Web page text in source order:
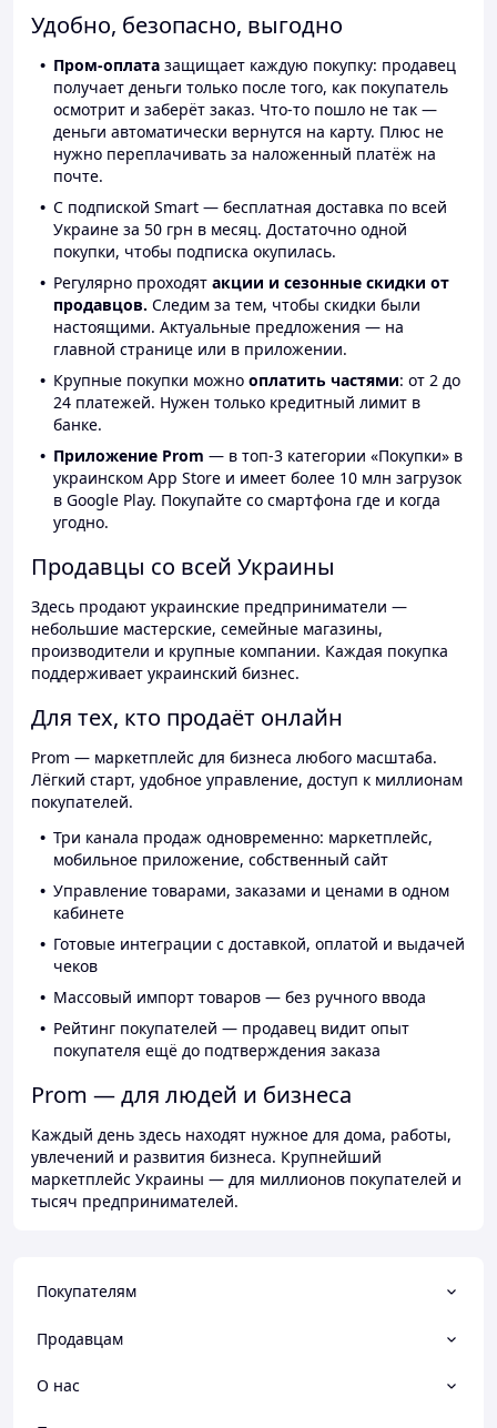
Удобно, безопасно, выгодно
Пром-оплата защищает каждую покупку: продавец
получает деньги только после того, как покупатель
осмотрит и заберёт заказ. Что-то пошло не так —
деньги автоматически вернутся на карту. Плюс не
нужно переплачивать за наложенный платёж на
почте.
С подпиской Smart — бесплатная доставка по всей
Украине за 50 грн в месяц. Достаточно одной
покупки, чтобы подписка окупилась.
Регулярно проходят акции и сезонные скидки от
продавцов. Следим за тем, чтобы скидки были
настоящими. Актуальные предложения — на
главной странице или в приложении.
Крупные покупки можно оплатить частями: от 2 до
24 платежей. Нужен только кредитный лимит в
банке.
Приложение Prom — в топ-3 категории «Покупки» в
украинском App Store и имеет более 10 млн загрузок
в Google Play. Покупайте со смартфона где и когда
угодно.
Продавцы со всей Украины
Здесь продают украинские предприниматели —
небольшие мастерские, семейные магазины,
производители и крупные компании. Каждая покупка
поддерживает украинский бизнес.
Для тех, кто продаёт онлайн
Prom — маркетплейс для бизнеса любого масштаба.
Лёгкий старт, удобное управление, доступ к миллионам
покупателей.
Три канала продаж одновременно: маркетплейс,
мобильное приложение, собственный сайт
Управление товарами, заказами и ценами в одном
кабинете
Готовые интеграции с доставкой, оплатой и выдачей
чеков
Массовый импорт товаров — без ручного ввода
Рейтинг покупателей — продавец видит опыт
покупателя ещё до подтверждения заказа
Prom — для людей и бизнеса
Каждый день здесь находят нужное для дома, работы,
увлечений и развития бизнеса. Крупнейший
маркетплейс Украины — для миллионов покупателей и
тысяч предпринимателей.
Покупателям
Продавцам
О нас